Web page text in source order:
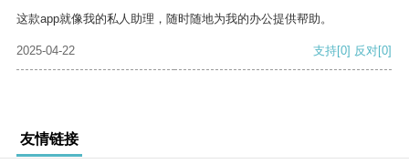
这款app就像我的私人助理，随时随地为我的办公提供帮助。
2025-04-22 支持[0] 反对[0]
友情链接